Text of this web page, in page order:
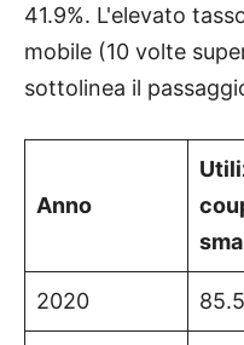
41.9%. L'elevato
mobile (10 volte
sottolinea il
Anno
2020